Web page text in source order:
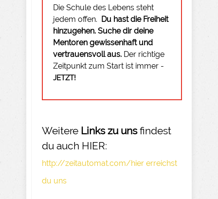
Die Schule des Lebens steht
jedem offen. Du hast die Freiheit
hinzugehen. Suche dir deine
Mentoren gewissenhaft und
vertrauensvoll aus. Der richtige
Zeitpunkt zum Start ist immer -
JETZT!
Weitere Links zu unsfindest
du auch HIER:
http://zeitautomat.com/hier erreichst
du uns